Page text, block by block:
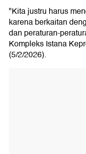
"Kita justru harus
karena berkaitan
dan peraturan-
Kompleks Istana
(5/2/2026).